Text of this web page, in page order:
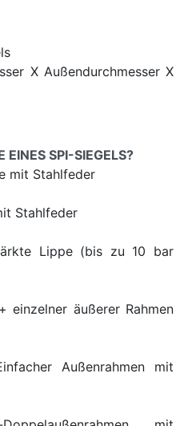
X Außendurchmesser X
EINES SPI-SIEGELS?
mit Stahlfeder
Stahlfeder
Lippe (bis zu 10 bar
einzelner äußerer Rahmen
Außenrahmen mit